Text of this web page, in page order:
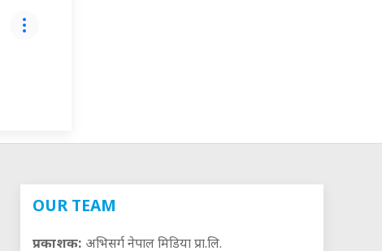
OUR TEAM
प्रकाशक: अभिसर्ग नेपाल मिडिया प्रा.लि.